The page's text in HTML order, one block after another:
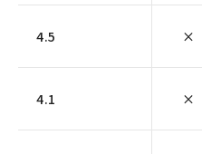
4.5 ×
4.1 ×